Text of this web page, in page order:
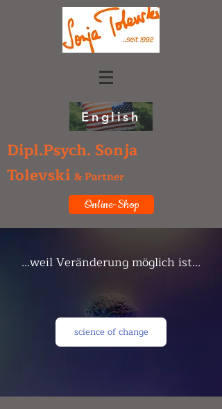
English
Dipl.Psych. Sonja
Tolevski & Partner
Online-Shop
...weil Veränderung möglich ist...
science of change